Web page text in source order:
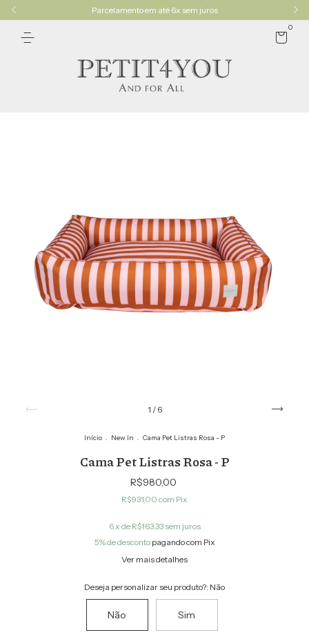
Parcelamento em até 6x sem juros
0
1 / 6
Início . New In . Cama Pet Listras Rosa - P
Cama Pet Listras Rosa - P
R$980,00
R$931,00 com Pix
6x de R$163,33 sem juros
5% de descontopagando com Pix
Ver mais detalhes
Deseja personalizar seu produto?: Não
Não Sim